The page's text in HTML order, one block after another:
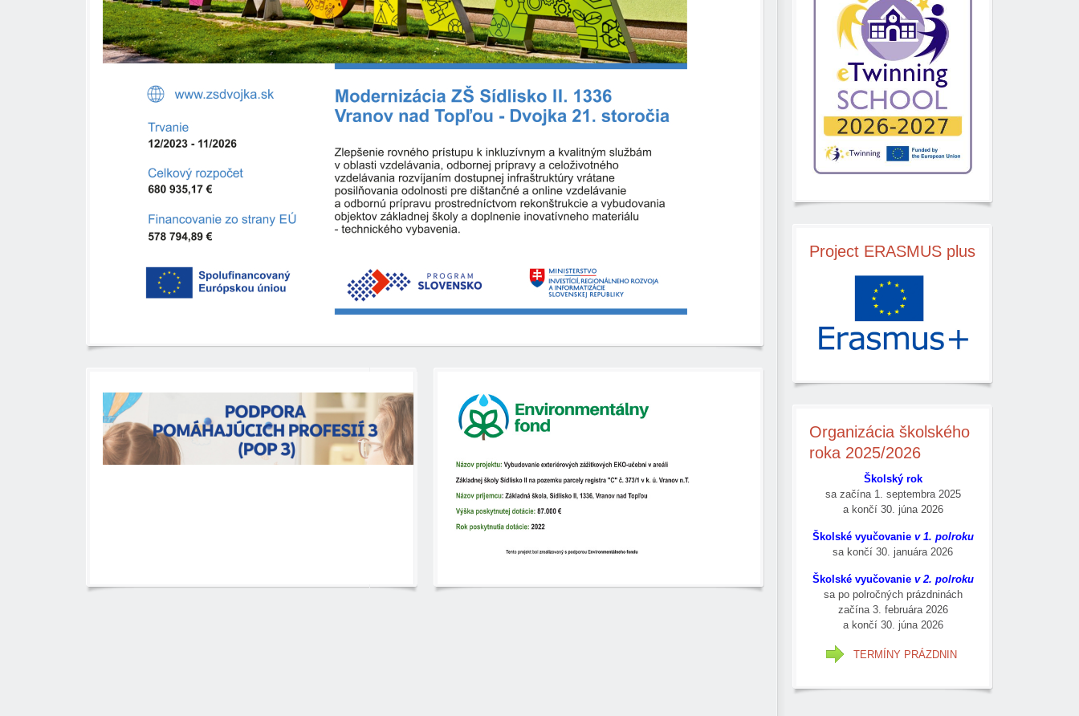
Project ERASMUS plus
Organizácia školského
roka 2025/2026
Školský rok
sa začína 1. septembra 2025
a končí 30. júna 2026
Školské vyučovanie v 1. polroku
sa končí 30. januára 2026
Školské vyučovanie v 2. polroku
sa po polročných prázdninách
začína 3. februára 2026
a končí 30. júna 2026
TERMÍNY PRÁZDNIN